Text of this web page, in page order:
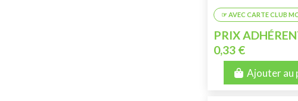
PRIX
0,33 €
Ajouter au